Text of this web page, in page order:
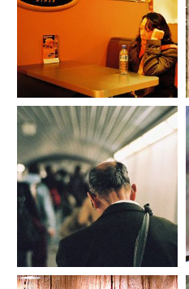
03_fran_simo_0080__KSC5139_Str
eet-photography-street-
portraits.es.jpg
05_fran_simo_0047_000032_Berli